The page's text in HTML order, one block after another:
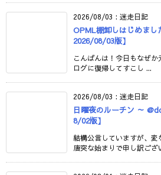
2026/08/03 : 迷走日記
OPML棚卸しはじめまし
2026/08/03版】
こんばんは！今日もなぜ
ログに復帰してすこし ...
2026/08/03 : 迷走日記
日曜夜のルーチン ～
8/02版】
結構公言していますが、変
唐突な始まりで申し訳ござ